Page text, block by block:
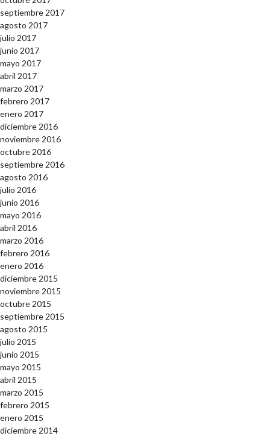
septiembre 2017
agosto 2017
julio 2017
junio 2017
mayo 2017
abril 2017
marzo 2017
febrero 2017
enero 2017
diciembre 2016
noviembre 2016
octubre 2016
septiembre 2016
agosto 2016
julio 2016
junio 2016
mayo 2016
abril 2016
marzo 2016
febrero 2016
enero 2016
diciembre 2015
noviembre 2015
octubre 2015
septiembre 2015
agosto 2015
julio 2015
junio 2015
mayo 2015
abril 2015
marzo 2015
febrero 2015
enero 2015
diciembre 2014